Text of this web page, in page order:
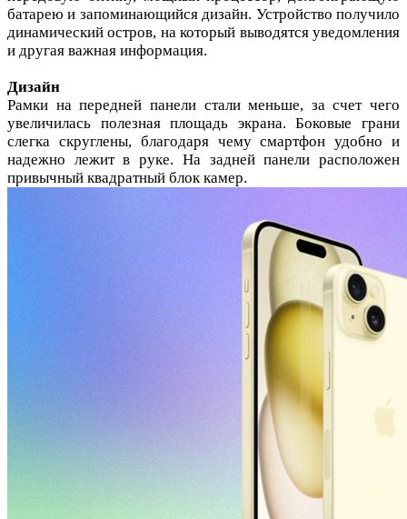
батарею и запоминающийся дизайн. Устройство получило
динамический остров, на который выводятся уведомления
и другая важная информация.
Дизайн
Рамки на передней панели стали меньше, за счет чего
увеличилась полезная площадь экрана. Боковые грани
слегка скруглены, благодаря чему смартфон удобно и
надежно лежит в руке. На задней панели расположен
привычный квадратный блок камер.